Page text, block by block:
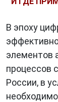
В эпоху
элементов
процессов
России, в